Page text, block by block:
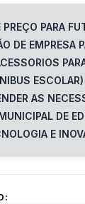
PREÇO PARA
DE EMPRESA
AS
DE
E